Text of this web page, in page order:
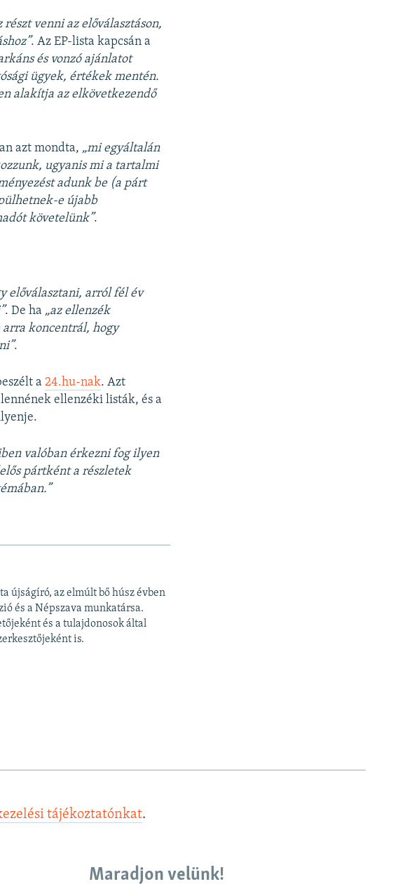
részt venni az előválasztáson,
. Az EP-lista kapcsán a
és vonzó ajánlatot
ügyek, értékek mentén.
alakítja az elkövetkezendő
azt mondta, „mi egyáltalán
ugyanis mi a tartalmi
adunk be (a párt
e újabb
követelünk”.
előválasztani, arról fél év
. De ha „az ellenzék
koncentrál, hogy
.
a24.hu-nak. Azt
ellenzéki listák, és a
valóban érkezni fog ilyen
pártként a részletek
újságíró, az elmúlt bő húsz évben
és a Népszava munkatársa.
és a tulajdonosok által
is.
tájékoztatónkat.
Maradjon velünk!